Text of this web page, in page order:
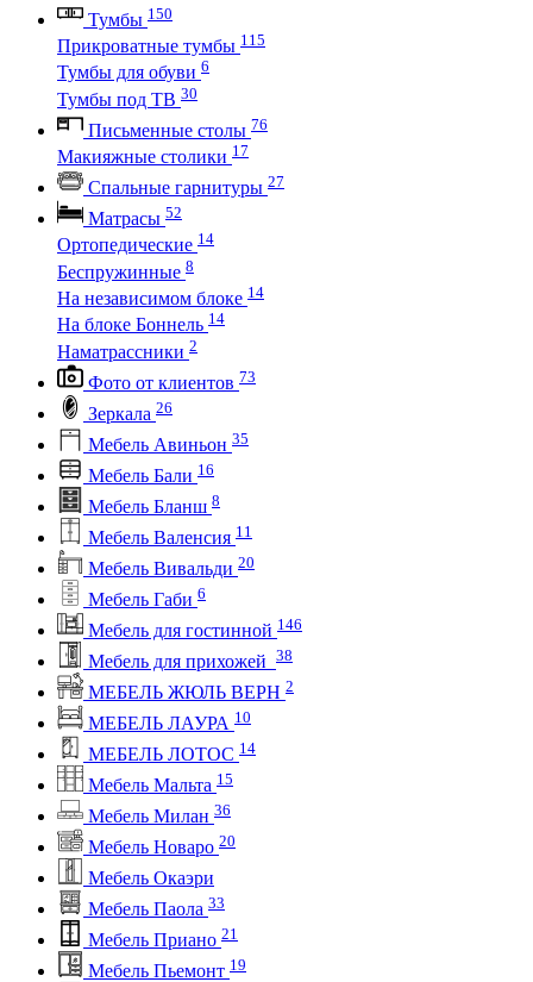
Тумбы 150
Прикроватные тумбы 115
Тумбы для обуви 6
Тумбы под ТВ 30
Письменные столы 76
Макияжные столики 17
Спальные гарнитуры 27
Матрасы 52
Ортопедические 14
Беспружинные 8
На независимом блоке 14
На блоке Боннель 14
Наматрассники 2
Фото от клиентов 73
Зеркала 26
Мебель Авиньон 35
Мебель Бали 16
Мебель Бланш 8
Мебель Валенсия 11
Мебель Вивальди 20
Мебель Габи 6
Мебель для гостинной 146
Мебель для прихожей 38
МЕБЕЛЬ ЖЮЛЬ ВЕРН 2
МЕБЕЛЬ ЛАУРА 10
МЕБЕЛЬ ЛОТОС 14
Мебель Мальта 15
Мебель Милан 36
Мебель Новаро 20
Мебель Окаэри
Мебель Паола 33
Мебель Приано 21
Мебель Пьемонт 19